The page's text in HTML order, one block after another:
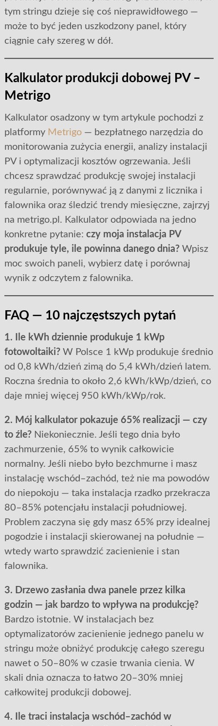
tym stringu dzieje się coś nieprawidłowego —
może to być jeden uszkodzony panel, który
ciągnie cały szereg w dół.
Kalkulator produkcji dobowej PV –
Metrigo
Kalkulator osadzony w tym artykule pochodzi z
platformy Metrigo— bezpłatnego narzędzia do
monitorowania zużycia energii, analizy instalacji
PV i optymalizacji kosztów ogrzewania. Jeśli
chcesz sprawdzać produkcję swojej instalacji
regularnie, porównywać ją z danymi z licznika i
falownika oraz śledzić trendy miesięczne, zajrzyj
na metrigo.pl. Kalkulator odpowiada na jedno
konkretne pytanie: czy moja instalacja PV
produkuje tyle, ile powinna danego dnia?Wpisz
moc swoich paneli, wybierz datę i porównaj
wynik z odczytem z falownika.
FAQ — 10 najczęstszych pytań
1. Ile kWh dziennie produkuje 1 kWp
fotowoltaiki?W Polsce 1 kWp produkuje średnio
od 0,8 kWh/dzień zimą do 5,4 kWh/dzień latem.
Roczna średnia to około 2,6 kWh/kWp/dzień, co
daje mniej więcej 950 kWh/kWp/rok.
2. Mój kalkulator pokazuje 65% realizacji — czy
to źle?Niekoniecznie. Jeśli tego dnia było
zachmurzenie, 65% to wynik całkowicie
normalny. Jeśli niebo było bezchmurne i masz
instalację wschód–zachód, też nie ma powodów
do niepokoju — taka instalacja rzadko przekracza
80–85% potencjału instalacji południowej.
Problem zaczyna się gdy masz 65% przy idealnej
pogodzie i instalacji skierowanej na południe —
wtedy warto sprawdzić zacienienie i stan
falownika.
3. Drzewo zasłania dwa panele przez kilka
godzin — jak bardzo to wpływa na produkcję?
Bardzo istotnie. W instalacjach bez
optymalizatorów zacienienie jednego panelu w
stringu może obniżyć produkcję całego szeregu
nawet o 50–80% w czasie trwania cienia. W
skali dnia oznacza to łatwo 20–30% mniej
całkowitej produkcji dobowej.
4. Ile traci instalacja wschód–zachód w